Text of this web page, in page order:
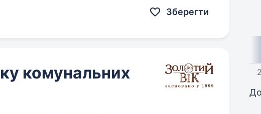
Зберегти
комунальних